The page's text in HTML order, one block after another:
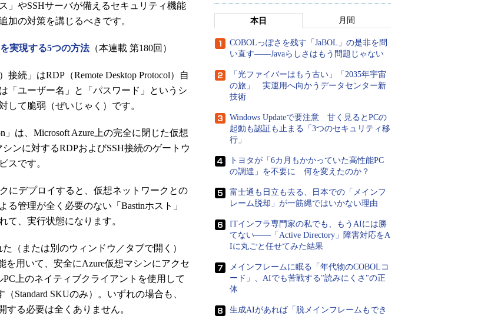
」やSSHサーバが備えるセキュリティ機能
加の対策を講じるべきです。
実現する5つの方法（本連載 第180回）
続」はRDP（Remote Desktop Protocol）自
「ユーザー名」と「パスワード」というシ
して脆弱（ぜいじゃく）です。
は、Microsoft Azure上の完全に閉じた仮想
ンに対するRDPおよびSSH接続のゲートウ
スです。
にデプロイすると、仮想ネットワークとの
管理が全く必要のない「Bastinホスト」
て、実行状態になります。
（または別のウィンドウ／タブで開く）
を用いて、安全にAzure仮想マシンにアクセ
PC上のネイティブクライアントを使用して
Standard SKUのみ）。いずれの場合も、
する必要は全くありません。
本日 月間
COBOLっぽさを残す「JaBOL」の是非を問
い直す――Javaらしさはもう問題じゃない
「光ファイバーはもう古い」「2035年宇宙
の旅」 実運用へ向かうデータセンター新
技術
Windows Updateで要注意 甘く見るとPCの
起動も認証も止まる「3つのセキュリティ移
行」
トヨタが「6カ月もかかっていた高性能PC
の調達」を不要に 何を変えたのか？
富士通も日立も去る、日本での「メインフ
レーム脱却」が一筋縄ではいかない理由
ITインフラ専門家の私でも、もうAIには勝
てない――「Active Directory」障害対応をA
Iに丸ごと任せてみた結果
メインフレームに眠る「年代物のCOBOLコ
ード」、AIでも苦戦する"読みにくさ"の正
体
生成AIがあれば「脱メインフレームもでき